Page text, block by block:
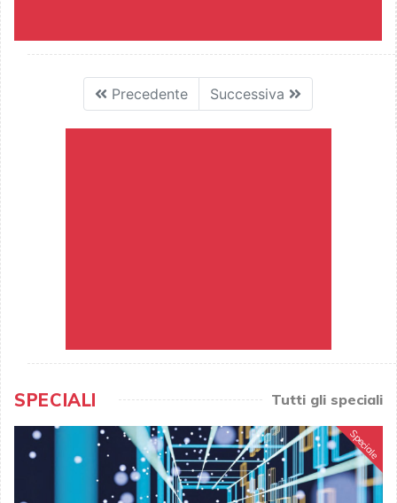
Precedente Successiva
SPECIALI Tutti gli speciali
Speciale